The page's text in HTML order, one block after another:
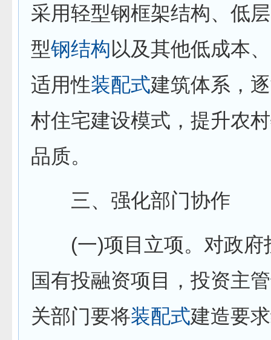
采用轻型钢框架结构、低
型钢结构以及其他低成本
适用性装配式建筑体系，
村住宅建设模式，提升农
品质。
三、强化部门协作
(一)项目立项。对政府
国有投融资项目，投资主
关部门要将装配式建造要